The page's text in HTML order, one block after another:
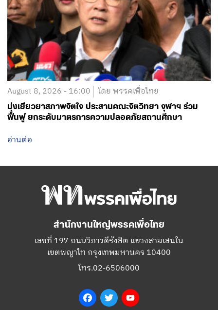
August 8, 2026 - 16:00 โดย พรรคเพื่อไทย
มุ่งเยียวยาสภาพจิตใจ ประสานคณะจิตวิทยา จุฬาฯ ร่วม
ฟื้นฟู ยกระดับมาตรการความปลอดภัยสถานศึกษา
อ่านต่อ
สำนักงานใหญ่พรรคเพื่อไทย
เลขที่ 197 ถนนวิภาวดีรังสิต แขวงสามเสนใน
เขตพญาไท กรุงเทพมหานคร 10400
โทร.02-6506000
FacebookTwitter